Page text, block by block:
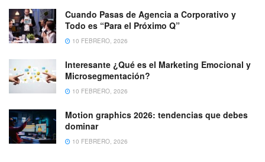
Cuando Pasas de Agencia a Corporativo y
Todo es “Para el Próximo Q”
10 FEBRERO, 2026
Interesante ¿Qué es el Marketing Emocional y
Microsegmentación?
10 FEBRERO, 2026
Motion graphics 2026: tendencias que debes
dominar
10 FEBRERO, 2026